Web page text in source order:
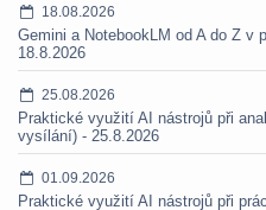
18.08.2026
Gemini a NotebookLM od A do Z v
18.8.2026
25.08.2026
Praktické využití AI nástrojů při
vysílání) - 25.8.2026
01.09.2026
Praktické využití AI nástrojů při